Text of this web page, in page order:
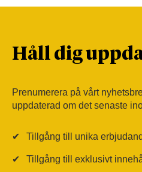
Håll dig
Prenumerera på vårt
uppdaterad om det senaste
✔ Tillgång till unika
✔ Tillgång till exklusivt